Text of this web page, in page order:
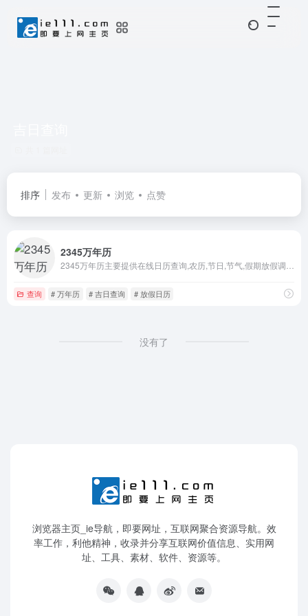
排序 发布 更新 浏览 点赞
2345万年历
查询 # 万年历 # 吉日查询 # 放假日历
没有了
浏览器主页_ie导航，即要网址，互联网聚合资源导航。效
率工作，利他精神，收录并分享互联网价值信息、实用网
址、工具、素材、软件、资源等。